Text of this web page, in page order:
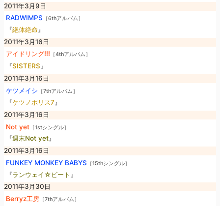
2011年3月9日
RADWIMPS
［6thアルバム］
『絶体絶命 』
2011年3月16日
アイドリング!!!
［4thアルバム］
『SISTERS 』
2011年3月16日
ケツメイシ
［7thアルバム］
『ケツノポリス7』
2011年3月16日
Not yet ［1stシングル］
『週末Not yet』
2011年3月16日
FUNKEY MONKEY BABYS
［15thシングル］
『ランウェイ☆ビート 』
2011年3月30日
Berryz工房 ［7thアルバム］